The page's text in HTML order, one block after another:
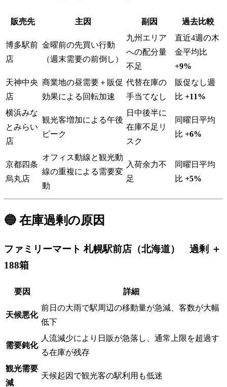
販売先 主因 副因 過去比較
博多駅前
店
金曜前の先買い行動
（週末需要の前倒し）
九州エリア
への配分量
不足
直近4週の木
金平均比
+9%
天神中央
店
商業地の昼需要＋販促
効果による回転加速
代替在庫の
手当てなし
販促なし週
比 +11%
横浜みな
とみらい
店
観光客増加による午後
ピーク
日中後半に
在庫不足リ
スク
同曜日平均
比 +6%
京都四条
烏丸店
オフィス動線と観光動
線の重複による需要変
動
入荷余力不
足
同曜日平均
比 +5%
🔵 在庫過剰の原因
ファミリーマート 札幌駅前店（北海道） 過剰 ＋
188箱
要因 詳細
天候悪化
前日の大雨で駅周辺の移動量が急減、客数が大幅
低下
需要鈍化
人流減少により日販が急落し、通常上限を超過す
る在庫が残存
観光需要
減
天候起因で観光客の駅利用も低迷